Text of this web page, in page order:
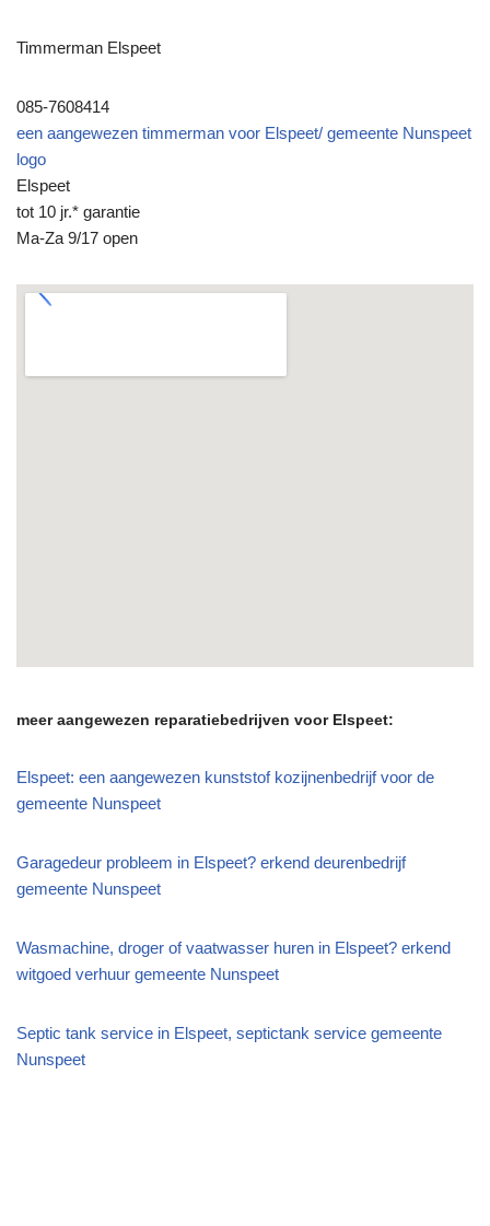
Timmerman Elspeet
085-7608414
een aangewezen timmerman voor Elspeet/ gemeente Nunspeet
logo
Elspeet
tot 10 jr.* garantie
Ma-Za 9/17 open
meer aangewezen reparatiebedrijven voor Elspeet:
Elspeet: een aangewezen kunststof kozijnenbedrijf voor de
gemeente Nunspeet
Garagedeur probleem in Elspeet? erkend deurenbedrijf
gemeente Nunspeet
Wasmachine, droger of vaatwasser huren in Elspeet? erkend
witgoed verhuur gemeente Nunspeet
Septic tank service in Elspeet, septictank service gemeente
Nunspeet